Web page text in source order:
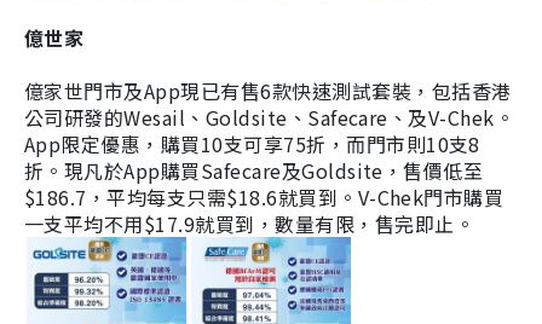
億世家
億家世門市及App現已有售6款快速測試套裝，包括香港
公司研發的Wesail、Goldsite、Safecare、及V-Chek。
App限定優惠，購買10支可享75折，而門市則10支8
折。現凡於App購買Safecare及Goldsite，售價低至
$186.7，平均每支只需$18.6就買到。V-Chek門市購買
一支平均不用$17.9就買到，數量有限，售完即止。